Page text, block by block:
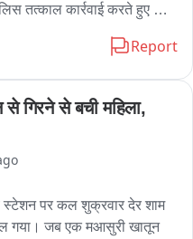
तत्काल कार्रवाई करते हुए तीन
बिल्कुल भी bख्शा नहीं जायेगा,
Report
गिरने से बची महिला,
स्टेशन पर कल शुक्रवार देर शाम
गया। जब एक मआसुरी खातून